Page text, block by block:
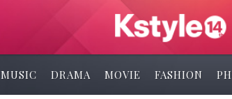
MUSIC DRAMA MOVIE FASHION